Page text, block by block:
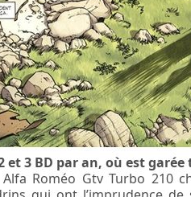
et 3 BD par an, où est garée
Roméo Gtv Turbo 210